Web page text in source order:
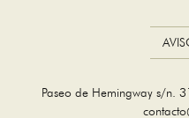
Paseo de Hemingway s/n.